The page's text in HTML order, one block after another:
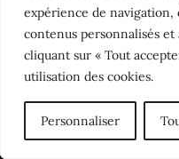
expérience de navigation,
contenus personnalisés
cliquant sur « Tout
utilisation des cookies.
Personnaliser
Un lieu qui vous